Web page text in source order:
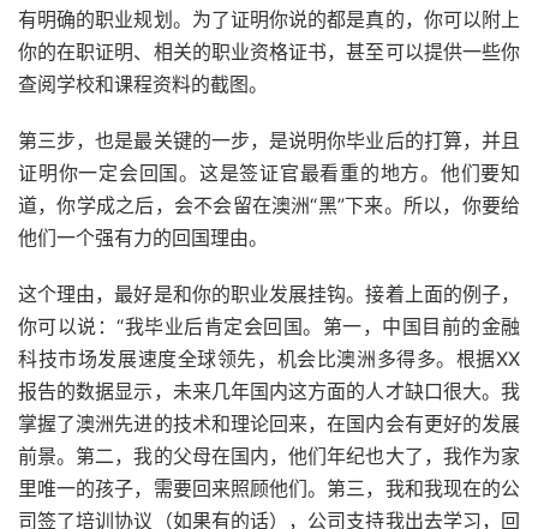
有明确的职业规划。为了证明你说的都是真的，你可以附上
你的在职证明、相关的职业资格证书，甚至可以提供一些你
查阅学校和课程资料的截图。
第三步，也是最关键的一步，是说明你毕业后的打算，并且
证明你一定会回国。这是签证官最看重的地方。他们要知
道，你学成之后，会不会留在澳洲“黑”下来。所以，你要给
他们一个强有力的回国理由。
这个理由，最好是和你的职业发展挂钩。接着上面的例子，
你可以说：“我毕业后肯定会回国。第一，中国目前的金融
科技市场发展速度全球领先，机会比澳洲多得多。根据XX
报告的数据显示，未来几年国内这方面的人才缺口很大。我
掌握了澳洲先进的技术和理论回来，在国内会有更好的发展
前景。第二，我的父母在国内，他们年纪也大了，我作为家
里唯一的孩子，需要回来照顾他们。第三，我和我现在的公
司签了培训协议（如果有的话），公司支持我出去学习，回